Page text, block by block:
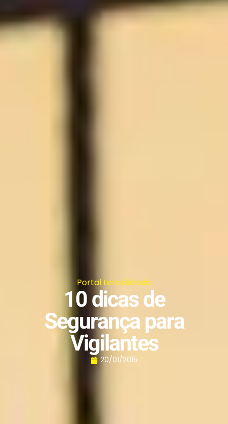
Portal terceirizado
10 dicas de
Segurança para
Vigilantes
20/01/2015